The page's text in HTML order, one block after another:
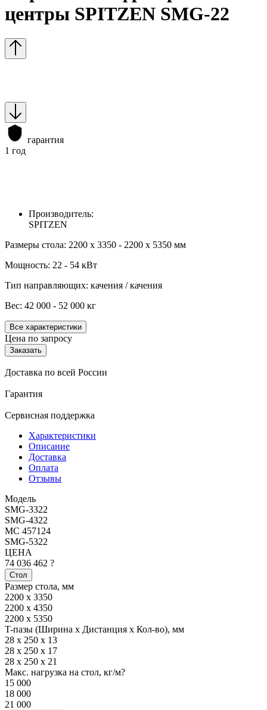
центры SPITZEN SMG-22
гарантия
1 год
Производитель:
SPITZEN
Размеры стола: 2200 x 3350 - 2200 x 5350 мм
Мощность: 22 - 54 кВт
Тип направляющих: качения / качения
Вес: 42 000 - 52 000 кг
Все характеристики
Цена по запросу
Заказать
Доставка по всей России
Гарантия
Сервисная поддержка
Характеристики
Описание
Доставка
Оплата
Отзывы
Модель
SMG-3322
SMG-4322
МС 457124
SMG-5322
ЦЕНА
74 036 462 ?
Стол
Размер стола, мм
2200 x 3350
2200 x 4350
2200 x 5350
T-пазы (Ширина x Дистанция x Кол-во), мм
28 х 250 x 13
28 х 250 x 17
28 х 250 x 21
Макс. нагрузка на стол, кг/м?
15 000
18 000
21 000